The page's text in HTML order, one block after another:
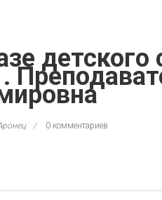
детского
0 комментариев